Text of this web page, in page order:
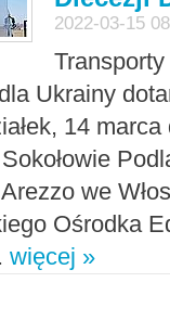
2022-03-15
Ukrainy
14
we
Ośrodka
więcej »